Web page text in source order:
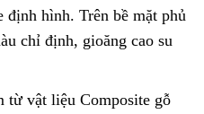
định hình. Trên bề mặt phủ
chỉ định, gioăng cao su
từ vật liệu Composite gỗ